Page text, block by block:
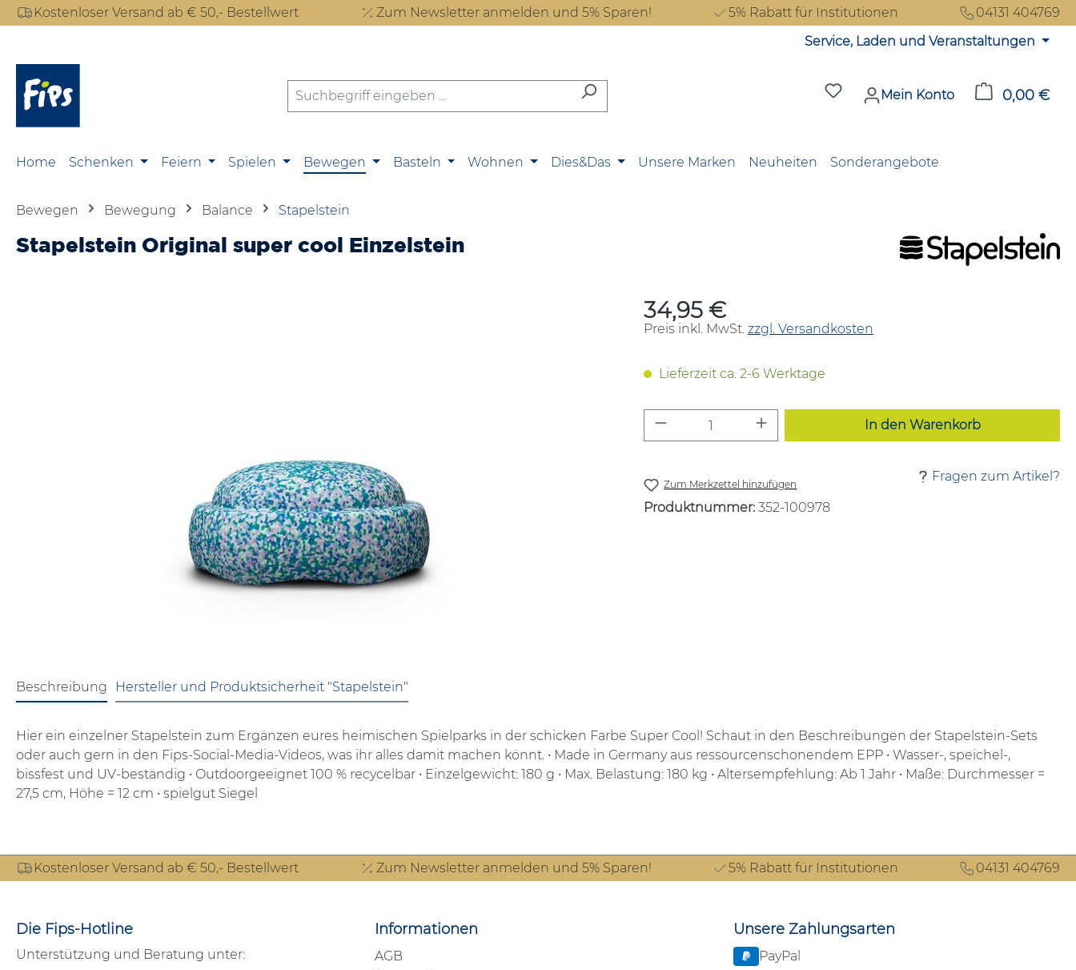
Hauptinhalt springen
Zur Suche springen
Zur Hauptnavigation springen
Kostenloser Versand ab € 50,- Bestellwert Zum Newsletter anmelden und 5% Sparen! 5% Rabatt für Institutionen
04131 404769
Service, Laden und Veranstaltungen
Du hast 0 Produkte auf dem
Mein Konto 0,00 €
Home Schenken Feiern Spielen Bewegen Basteln Wohnen Dies&Das Unsere Marken Neuheiten Sonderangebote
Bewegen Bewegung Balance Stapelstein
Stapelstein Original super cool Einzelstein
Regulärer Preis:
34,95 €
Preis inkl. MwSt. zzgl. Versandkosten
Lieferzeit ca. 2-6 Werktage
Produkt Anzahl: Gib den gewünschten Wert
In den Warenkorb
Zum Merkzettel hinzufügen
Fragen zum Artikel?
Produktnummer: 352-100978
Beschreibung Hersteller und Produktsicherheit "Stapelstein"
Hier ein einzelner Stapelstein zum Ergänzen eures heimischen Spielparks in der schicken Farbe Super Cool! Schaut in den Beschreibungen der Stapelstein-Sets
oder auch gern in den Fips-Social-Media-Videos, was ihr alles damit machen könnt. • Made in Germany aus ressourcenschonendem EPP • Wasser-, speichel-,
bissfest und UV-beständig • Outdoorgeeignet 100 % recycelbar • Einzelgewicht: 180 g • Max. Belastung: 180 kg • Altersempfehlung: Ab 1 Jahr • Maße: Durchmesser =
27,5 cm, Höhe = 12 cm • spielgut Siegel
Kostenloser Versand ab € 50,- Bestellwert Zum Newsletter anmelden und 5% Sparen! 5% Rabatt für Institutionen 04131 404769
Die Fips-Hotline
Unterstützung und Beratung unter:
Informationen
AGB
Unsere Zahlungsarten
PayPal